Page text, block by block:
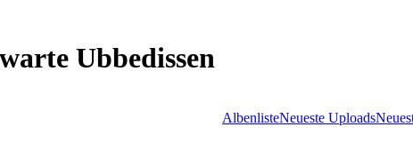
Ubbedissen
AlbenlisteNeueste Uploads